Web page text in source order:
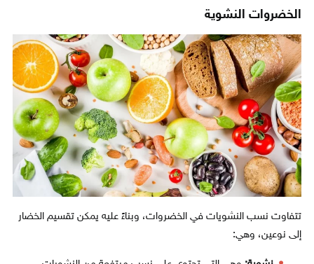
الخضروات النشوية
تتفاوت نسب النشويات في الخضروات، وبناءً عليه يمكن تقسيم الخضار
إلى نوعين، وهي: